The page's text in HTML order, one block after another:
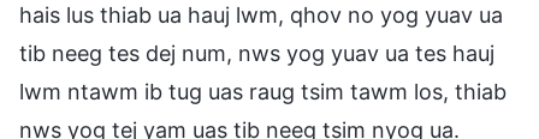
hais lus thiab ua hauj lwm, qhov no yog yuav ua
tib neeg tes dej num, nws yog yuav ua tes hauj
lwm ntawm ib tug uas raug tsim tawm los, thiab
nws yog tej yam uas tib neeg tsim nyog ua.